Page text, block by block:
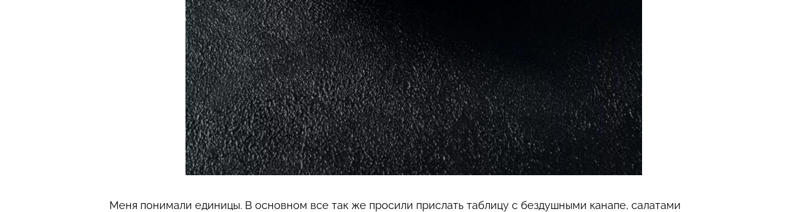
Меня понимали единицы. В основном все так же просили прислать таблицу с бездушными канапе, салатами